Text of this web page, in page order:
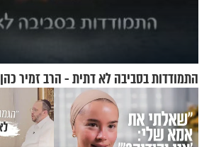
התמודדות בסביבה לא דתית - הרב זמיר כהן